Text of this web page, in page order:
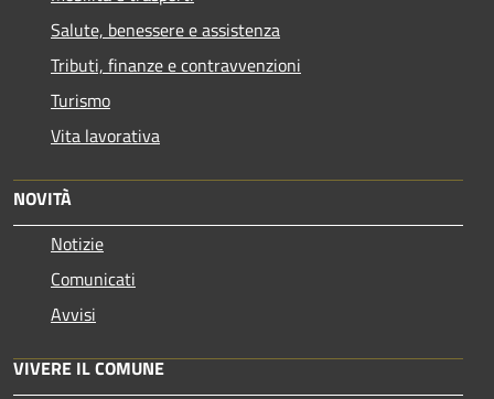
Salute, benessere e assistenza
Tributi, finanze e contravvenzioni
Turismo
Vita lavorativa
NOVITÀ
Notizie
Comunicati
Avvisi
VIVERE IL COMUNE